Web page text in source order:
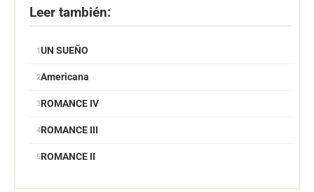
Leer también:
UN SUEÑO
Americana
ROMANCE IV
ROMANCE III
ROMANCE II